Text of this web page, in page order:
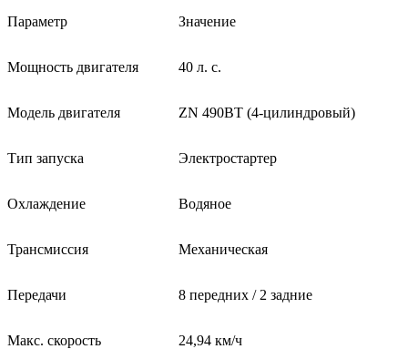
Параметр Значение
Мощность двигателя 40 л. с.
Модель двигателя ZN 490BT (4‑цилиндровый)
Тип запуска Электростартер
Охлаждение Водяное
Трансмиссия Механическая
Передачи 8 передних / 2 задние
Макс. скорость 24,94 км/ч